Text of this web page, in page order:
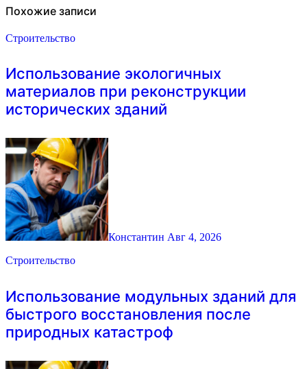
Похожие записи
Строительство
Использование экологичных
материалов при реконструкции
исторических зданий
Константин Авг 4, 2026
Строительство
Использование модульных зданий для
быстрого восстановления после
природных катастроф